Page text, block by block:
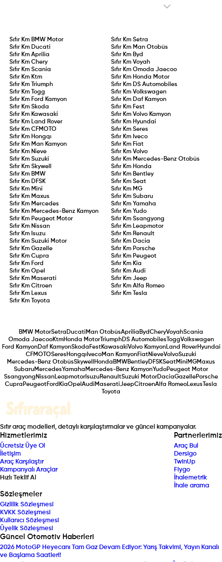
Sıfır Km BMW Motor Sıfır Km Setra
Sıfır Km Ducati Sıfır Km Man Otobüs
Sıfır KmAprilia Sıfır Km Byd
Sıfır KmChery Sıfır Km Voyah
Sıfır KmScania Sıfır Km Omoda Jaecoo
Sıfır Km Ktm Sıfır Km Honda Motor
Sıfır Km
Triumph Sıfır Km DS Automobiles
Sıfır Km
Togg Sıfır Km Volkswagen
Sıfır Km Ford Kamyon Sıfır Km Daf Kamyon
Sıfır KmSkoda Sıfır Km Fest
Sıfır Km Kawasaki Sıfır Km Volvo Kamyon
Sıfır Km Land Rover Sıfır Km Hyundai
Sıfır KmCFMOTO Sıfır Km Seres
Sıfır Km Hongqı Sıfır Km Iveco
Sıfır Km Man Kamyon Sıfır Km Fiat
Sıfır Km Nieve Sıfır Km Volvo
Sıfır KmSuzuki Sıfır Km Mercedes-Benz Otobüs
Sıfır KmSkywell Sıfır Km Honda
Sıfır Km BMW Sıfır Km Bentley
Sıfır Km DFSK Sıfır Km Seat
Sıfır Km Mini Sıfır Km MG
Sıfır Km Maxus Sıfır Km Subaru
Sıfır Km Mercedes Sıfır Km Yamaha
Sıfır Km Mercedes-Benz Kamyon Sıfır Km Yudo
Sıfır Km Peugeot Motor Sıfır Km Ssangyong
Sıfır Km Nissan Sıfır Km Leapmotor
Sıfır Km Isuzu Sıfır Km Renault
Sıfır KmSuzuki Motor Sıfır Km Dacia
Sıfır KmGazelle Sıfır Km Porsche
Sıfır KmCupra Sıfır Km Peugeot
Sıfır Km Ford Sıfır Km Kia
Sıfır KmOpel Sıfır Km Audi
Sıfır Km Maserati Sıfır Km Jeep
Sıfır KmCitroen Sıfır Km Alfa Romeo
Sıfır Km Lexus Sıfır Km
Tesla
Sıfır Km
Toyota
BMW MotorSetra Ducati Man OtobüsAprilia BydCheryVoyahScania
Omoda JaecooKtmHonda MotorTriumphDS Automobiles ToggVolkswagen
Ford KamyonDaf KamyonSkoda FestKawasakiVolvo KamyonLand RoverHyundai
CFMOTOSeres Hongqı IvecoMan KamyonFiatNieveVolvoSuzuki
Mercedes-Benz OtobüsSkywell Honda BMWBentleyDFSKSeatMini MGMaxus
SubaruMercedesYamaha Mercedes-Benz KamyonYudoPeugeot Motor
Ssangyong NissanLeapmotor IsuzuRenaultSuzuki MotorDaciaGazellePorsche
Cupra PeugeotFord KiaOpel Audi MaseratiJeepCitroenAlfa RomeoLexus Tesla
Toyota
Sıfır araç modelleri, detaylı karşılaştırmalar ve güncel kampanyalar.
Hizmetlerimiz
Ücretsiz Üye Ol
İletişim
Araç Karşılaştır
Kampanyalı Araçlar
Hızlı Teklif Al
Partnerlerimiz
Araç Bul
Dersigo
TwinUp
Fiygo
İhalemetrik
İhale arama
Sözleşmeler
Gizlilik Sözleşmesi
KVKK Sözleşmesi
Kullanıcı Sözleşmesi
Üyelik Sözleşmesi
Güncel Otomotiv Haberleri
2026 MotoGP Heyecanı Tam Gaz Devam Ediyor: Yarış Takvimi, Yayın Kanalı
ve Başlama Saatleri!